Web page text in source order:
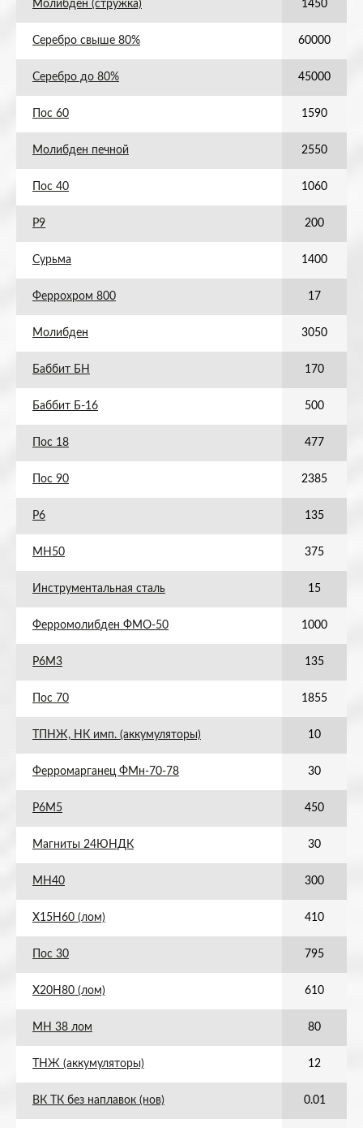
Молибден (стружка) 1450
Серебро свыше 80% 60000
Серебро до 80% 45000
Пос 60 1590
Молибден печной 2550
Пос 40 1060
Р9 200
Сурьма 1400
Феррохром 800 17
Молибден 3050
Баббит БН 170
Баббит Б-16 500
Пос 18 477
Пос 90 2385
Р6 135
МН50 375
Инструментальная сталь 15
Ферромолибден ФМО-50 1000
Р6М3 135
Пос 70 1855
ТПНЖ, НК имп. (аккумуляторы) 10
Ферромарганец ФМн-70-78 30
Р6М5 450
Магниты 24ЮНДК 30
МН40 300
Х15Н60 (лом) 410
Пос 30 795
Х20Н80 (лом) 610
МН 38 лом 80
ТНЖ (аккумуляторы) 12
ВК ТК без наплавок (нов) 0.01